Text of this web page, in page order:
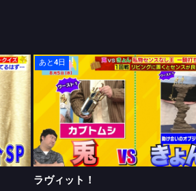
【8/6 前半】細田佳央太が熱唱！？価値観2択クイズ開催
あと4日
ラヴィット！
【8/5 後半】センスなし王！兎・きょんの一
ラヴィット！